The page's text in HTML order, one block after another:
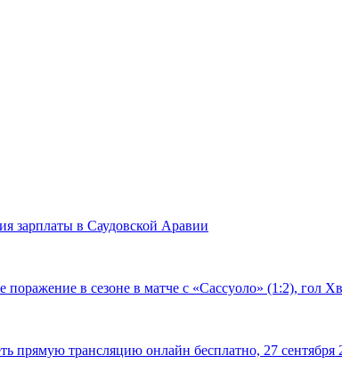
зарплаты в Саудовской Аравии
в сезоне в матче с «Сассуоло» (1:2), гол
прямую трансляцию онлайн бесплатно, 27 сентября